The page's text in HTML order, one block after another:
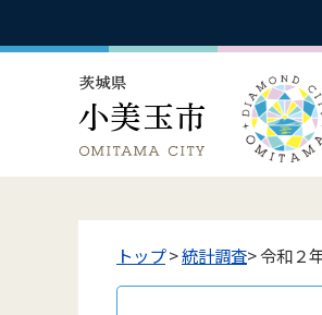
トップ>統計調査> 令和２